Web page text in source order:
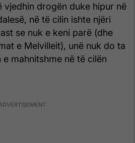
vjedhin drogën duke hipur në
në të cilin ishte njëri
se nuk e keni parë (dhe
e Melvilleit), unë nuk do ta
mahnitshme në të cilën